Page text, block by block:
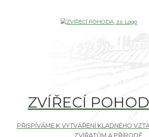
ZVÍŘECÍ